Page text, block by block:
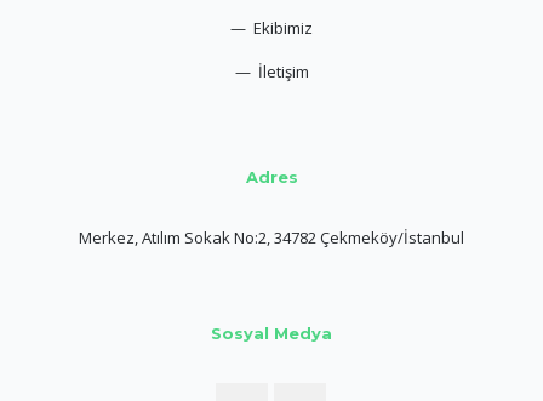
— Ekibimiz
— İletişim
Adres
Merkez, Atılım Sokak No:2, 34782 Çekmeköy/İstanbul
Sosyal Medya